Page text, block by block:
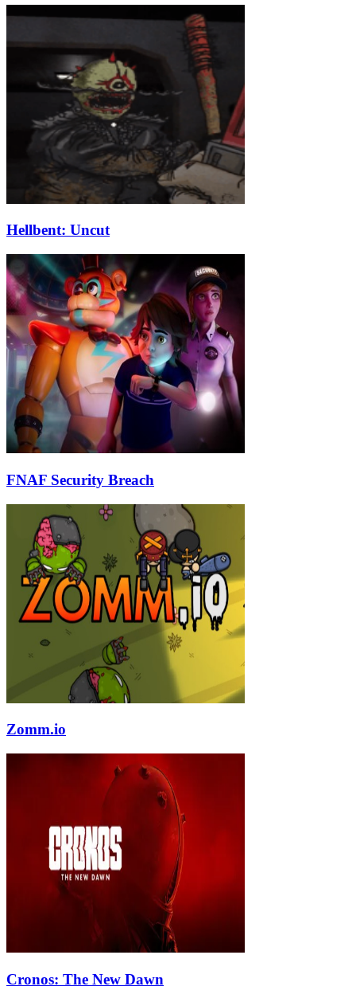
Hellbent: Uncut
FNAF Security Breach
Zomm.io
Cronos: The New Dawn